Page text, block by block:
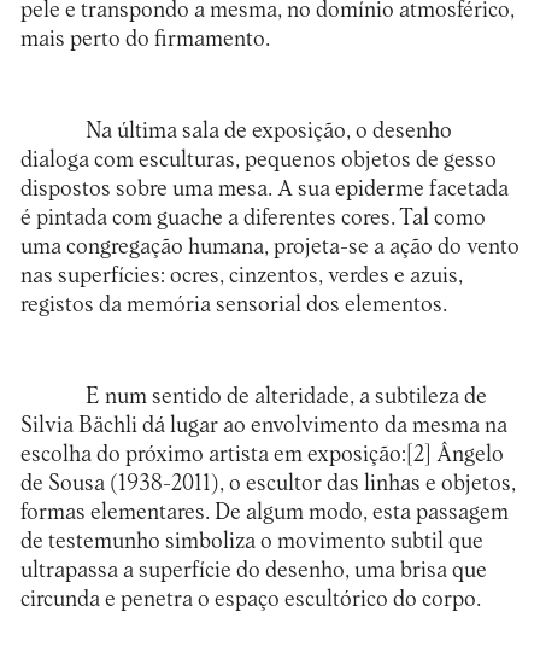
pele e transpondo a mesma, no domínio atmosférico,
mais perto do firmamento.
Na última sala de exposição, o desenho
dialoga com esculturas, pequenos objetos de gesso
dispostos sobre uma mesa. A sua epiderme facetada
é pintada com guache a diferentes cores. Tal como
uma congregação humana, projeta-se a ação do vento
nas superfícies: ocres, cinzentos, verdes e azuis,
registos da memória sensorial dos elementos.
E num sentido de alteridade, a subtileza de
Silvia Bächli dá lugar ao envolvimento da mesma na
escolha do próximo artista em exposição: [2] Ângelo
de Sousa (1938-2011), o escultor das linhas e objetos,
formas elementares. De algum modo, esta passagem
de testemunho simboliza o movimento subtil que
ultrapassa a superfície do desenho, uma brisa que
circunda e penetra o espaço escultórico do corpo.